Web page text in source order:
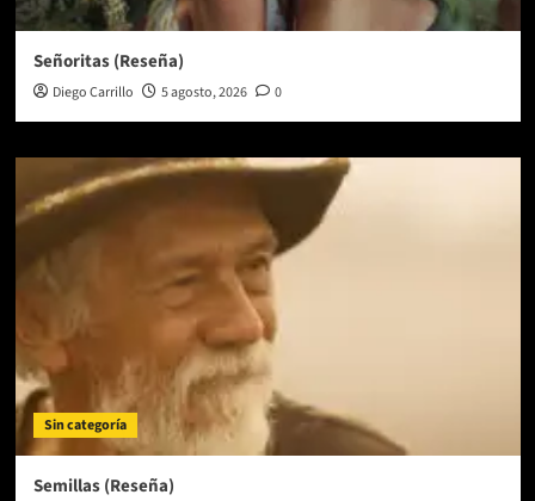
Señoritas (Reseña)
Diego Carrillo 5 agosto, 2026 0
Sin categoría
Semillas (Reseña)